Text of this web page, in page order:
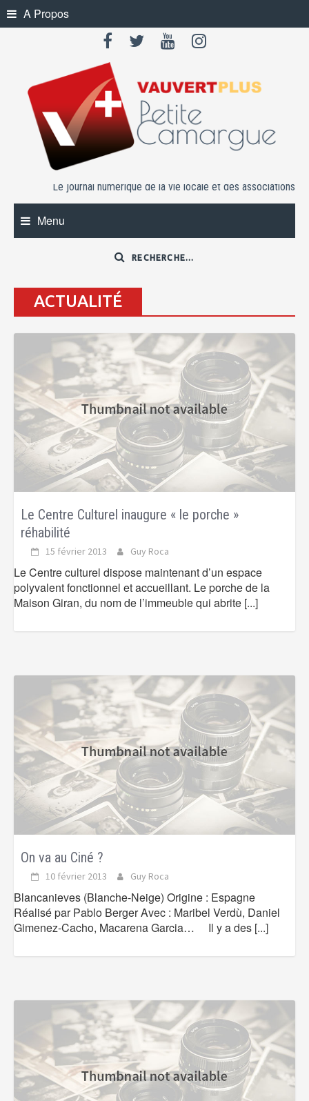
Skip
to
A Propos
Le journal numérique de la vie locale et des associations
Menu
ACTUALITÉ
Le Centre Culturel inaugure « le porche »
réhabilité
15 février 2013 Guy Roca
Le Centre culturel dispose maintenant d’un espace
polyvalent fonctionnel et accueillant. Le porche de la
Maison Giran, du nom de l’immeuble qui abrite [...]
On va au Ciné ?
10 février 2013 Guy Roca
Blancanieves (Blanche-Neige) Origine : Espagne
Réalisé par Pablo Berger Avec : Maribel Verdù, Daniel
Gimenez-Cacho, Macarena Garcia… Il y a des [...]